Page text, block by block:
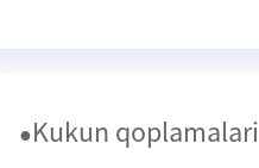
●Kukun qoplamalari